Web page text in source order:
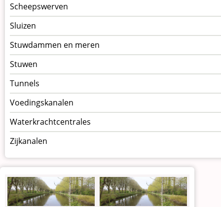
Scheepswerven
Sluizen
Stuwdammen en meren
Stuwen
Tunnels
Voedingskanalen
Waterkrachtcentrales
Zijkanalen